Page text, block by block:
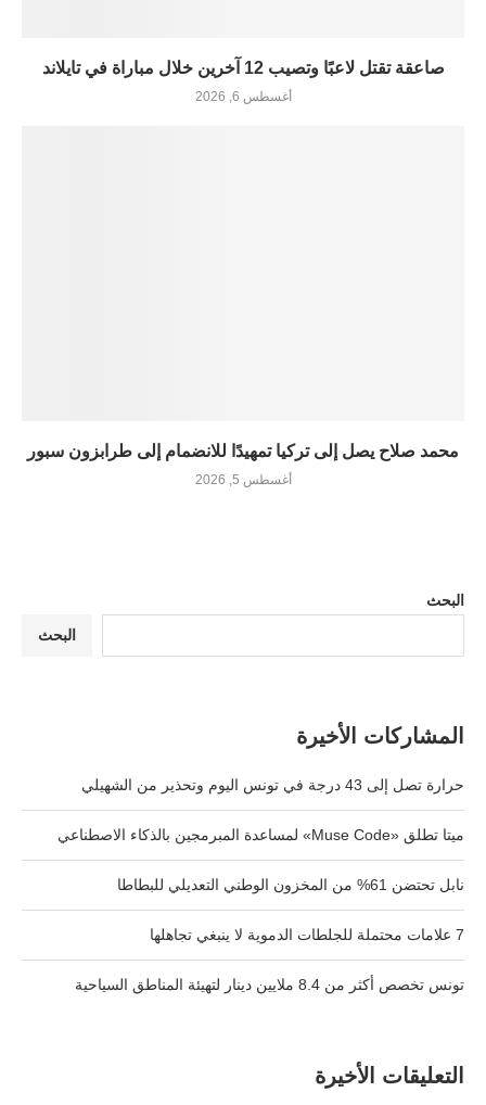
صاعقة تقتل لاعبًا وتصيب 12 آخرين خلال مباراة في تايلاند
أغسطس 6, 2026
محمد صلاح يصل إلى تركيا تمهيدًا للانضمام إلى طرابزون سبور
أغسطس 5, 2026
البحث
البحث
المشاركات الأخيرة
حرارة تصل إلى 43 درجة في تونس اليوم وتحذير من الشهيلي
ميتا تطلق «Muse Code» لمساعدة المبرمجين بالذكاء الاصطناعي
نابل تحتضن 61% من المخزون الوطني التعديلي للبطاطا
7 علامات محتملة للجلطات الدموية لا ينبغي تجاهلها
تونس تخصص أكثر من 8.4 ملايين دينار لتهيئة المناطق السياحية
التعليقات الأخيرة